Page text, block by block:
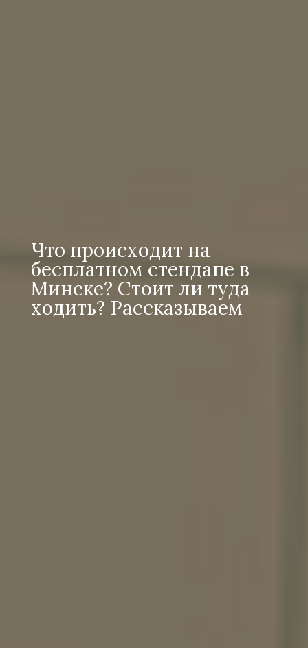
Что происходит на
бесплатном стендапе в
Минске? Стоит ли туда
ходить? Рассказываем